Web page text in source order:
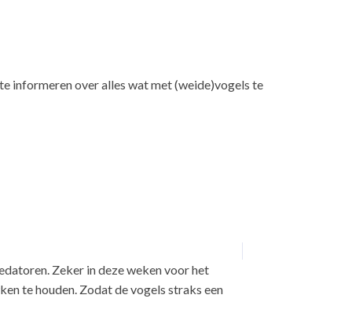
informeren over alles wat met (weide)vogels te
Zeker in deze weken voor het
te houden. Zodat de vogels straks een